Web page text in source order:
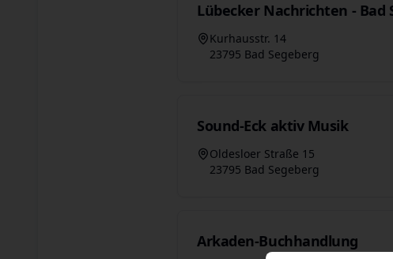
Lübecker Nachrichten - Bad
Kurhausstr. 14
23795 Bad Segeberg
Sound-Eck aktiv Musik
Oldesloer Straße 15
23795 Bad Segeberg
Arkaden-Buchhandlung